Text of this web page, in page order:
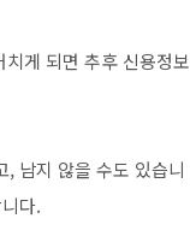
게 되면 추후 신용정보
, 남지 않을 수도 있습니
다.